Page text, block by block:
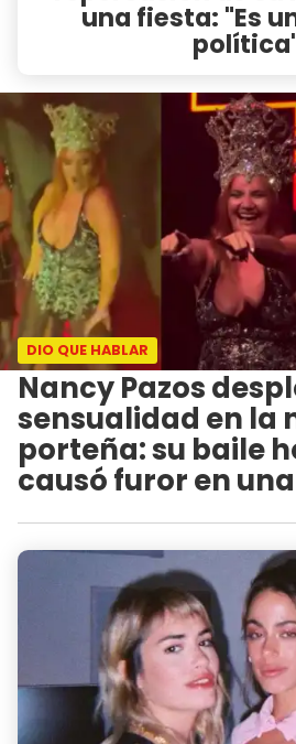
una fiesta: "Es
DIO QUE HABLAR
Nancy Pazos
sensualidad en la
porteña: su baile
causó furor en